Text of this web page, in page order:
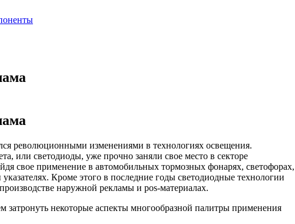
революционными изменениями в технологиях освещения.
или светодиоды, уже прочно заняли свое место в секторе
свое применение в автомобильных тормозных фонарях, светофорах,
Кроме этого в последние годы светодиодные технологии
наружной рекламы и pos-материалах.
затронуть некоторые аспекты многообразной палитры применения